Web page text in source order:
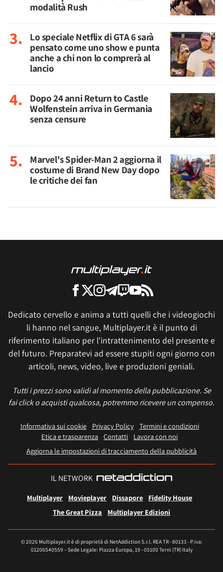
modalità Rush
Lo speciale Netflix di GTA 6 sarà
pensato come uno show e punta
anche a chi non lo comprerà al
lancio
Dopo 24 anni Return to Castle
Wolfenstein arriva in Germania
senza censure
Marvel's Spider-Man 2 aggiorna il
costume di Brand New Day dopo
le critiche dei fan
Dedicato cervello e anima a tutti quelli che i videogiochi
li hanno nel sangue, Multiplayer.it è il punto di
riferimento italiano per l'intrattenimento del presente e
del futuro. Preparatevi ad essere stupiti ogni giorno con
articoli, news, video, live e produzioni geniali.
Tutti i prezzi sono validi al momento della pubblicazione. Se
fai click o acquisti qualcosa, potremmo ricevere un compenso.
Informativa sui cookie Privacy Policy
Termini e condizioni
Etica e trasparenza Contatti
Lavora con noi
Aggiorna le impostazioni di tracciamento della pubblicità
IL NETWORK
Multiplayer Movieplayer Dissapore
Fidelity House
The Great Pizza
Multiplayer Edizioni
© 2026 Multiplayer.it è di proprietà di NetAddiction S.r.l. REA TR - 80133 - P.iva:
01206540559 – Sede Legale: Piazza Europa, 19 - 05100 Terni (TR) Italy